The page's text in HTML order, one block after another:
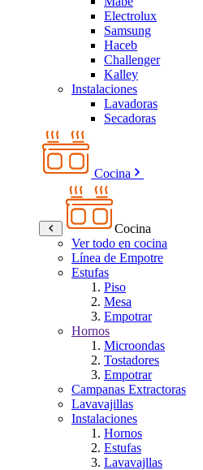
Electrolux
Samsung
Haceb
Challenger
Kalley
Instalaciones
Lavadoras
Secadoras
Cocina
Cocina
Ver todo en cocina
Línea de Empotre
Estufas
Piso
Mesa
Empotrar
Hornos
Microondas
Tostadores
Empotrar
Campanas Extractoras
Lavavajillas
Instalaciones
Hornos
Estufas
Lavavajllas